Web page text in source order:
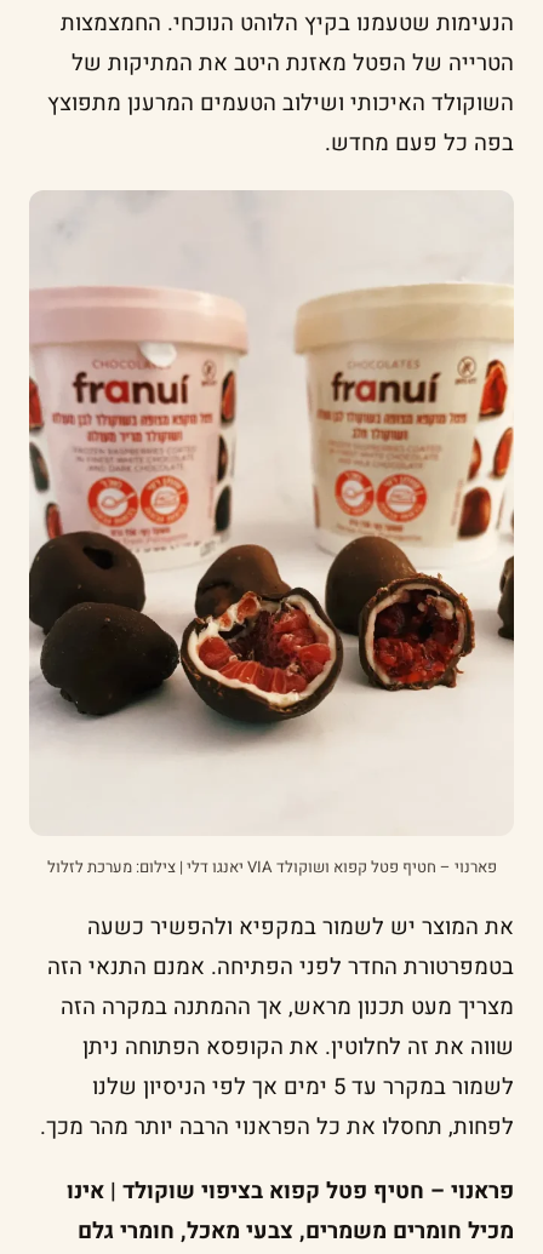
הנעימות שטעמנו בקיץ הלוהט הנוכחי. החמצמצות
הטרייה של הפטל מאזנת היטב את המתיקות של
השוקולד האיכותי ושילוב הטעמים המרענן מתפוצץ
בפה כל פעם מחדש.
פארנוי – חטיף פטל קפוא ושוקולד VIA יאנגו דלי | צילום: מערכת לזלול
את המוצר יש לשמור במקפיא ולהפשיר כשעה
בטמפרטורת החדר לפני הפתיחה. אמנם התנאי הזה
מצריך מעט תכנון מראש, אך ההמתנה במקרה הזה
שווה את זה לחלוטין. את הקופסא הפתוחה ניתן
לשמור במקרר עד 5 ימים אך לפי הניסיון שלנו
לפחות, תחסלו את כל הפראנוי הרבה יותר מהר מכך.
פראנוי – חטיף פטל קפוא בציפוי שוקולד | אינו
מכיל חומרים משמרים, צבעי מאכל, חומרי גלם